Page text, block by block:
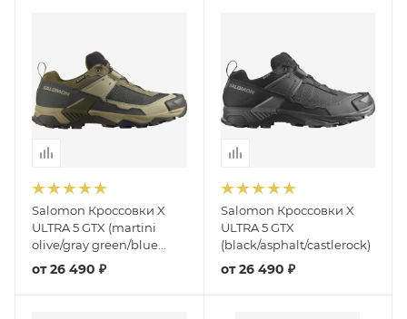
Salomon Кроссовки X
ULTRA 5 GTX (martini
olive/gray green/blue
nights)
от26 490 ₽
Salomon Кроссовки X
ULTRA 5 GTX
(black/asphalt/castlerock)
от26 490 ₽